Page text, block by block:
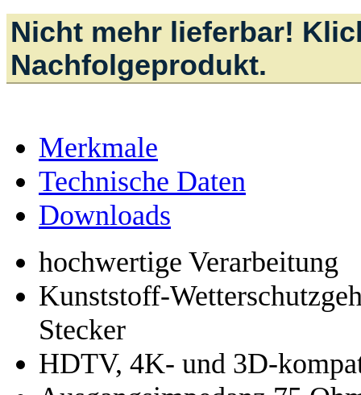
Nicht mehr lieferbar!
Nachfolgeprodukt.
Merkmale
Technische Daten
Downloads
hochwertige Verarbeitung
Kunststoff-
Stecker
HDTV, 4K- und 3D-